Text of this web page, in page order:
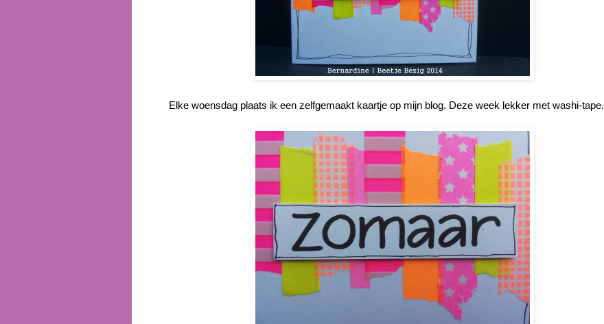
Elke woensdag plaats ik een zelfgemaakt kaartje op mijn blog. Deze week lekker met washi-tape.